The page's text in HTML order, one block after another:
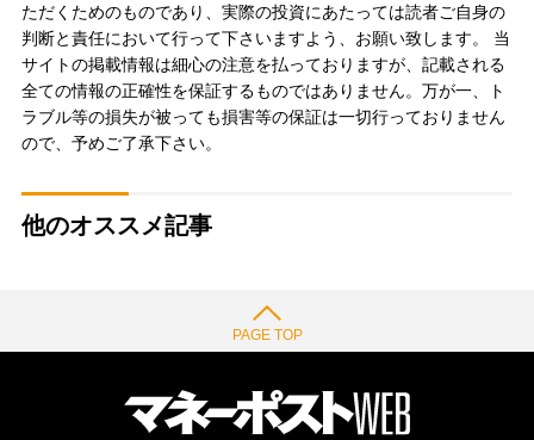
ただくためのものであり、実際の投資にあたっては読者ご自身の
判断と責任において行って下さいますよう、お願い致します。 当
サイトの掲載情報は細心の注意を払っておりますが、記載される
全ての情報の正確性を保証するものではありません。万が一、ト
ラブル等の損失が被っても損害等の保証は一切行っておりません
ので、予めご了承下さい。
他のオススメ記事
PAGE TOP